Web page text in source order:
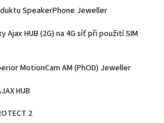
SpeakerPhone Jeweller
HUB (2G) na 4G síť při použití SIM
MotionCam AM (PhOD) Jeweller
HUB
2